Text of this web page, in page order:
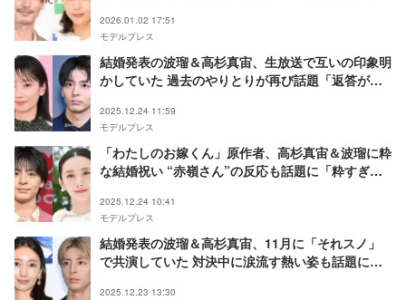
2026.01.02 17:51
モデルプレス
結婚発表の波瑠＆高杉真宙、生放送で互いの印象明
かしていた 過去のやりとりが再び話題「返答が可
2025.12.24 11:59
モデルプレス
「わたしのお嫁くん」原作者、高杉真宙＆波瑠に粋
な結婚祝い “赤嶺さん”の反応も話題に「粋すぎ
2025.12.24 10:41
モデルプレス
結婚発表の波瑠＆高杉真宙、11月に「それスノ」
で共演していた 対決中に涙流す熱い姿も話題に
2025.12.23 13:30